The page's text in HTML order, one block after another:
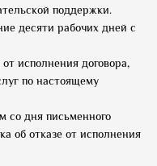
поддержки.
десяти рабочих дней с
исполнения договора,
по настоящему
со дня письменного
об отказе от исполнения